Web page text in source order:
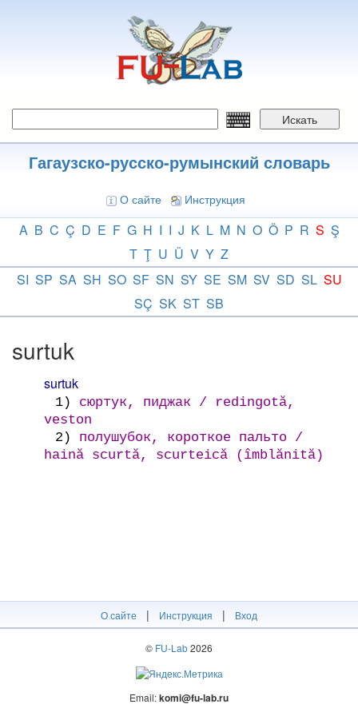
Искать
Гагаузско-русско-румынский словарь
О сайте Инструкция
A B C Ç D E F G H I I J K L M N O Ö P R S Ş
T Ţ U Ü V Y Z
SI SP SA SH SO SF SN SY SE SM SV SD SL SU
SÇ SK ST SB
surtuk
surtuk
1)
сюртук, пиджак / redingotă,
veston
2)
полушубок, короткое пальто /
haină scurtă, scurteică (îmblănită)
О сайте | Инструкция | Вход
© FU-Lab2026
Email:komi@fu-lab.ru